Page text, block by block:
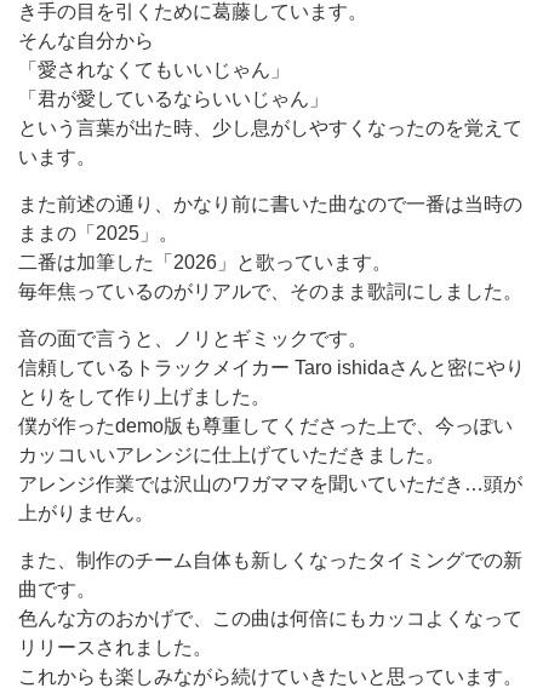
き手の目を引くために葛藤しています。
そんな自分から
「愛されなくてもいいじゃん」
「君が愛しているならいいじゃん」
という言葉が出た時、少し息がしやすくなったのを覚えて
います。
また前述の通り、かなり前に書いた曲なので一番は当時の
ままの「2025」。
二番は加筆した「2026」と歌っています。
毎年焦っているのがリアルで、そのまま歌詞にしました。
音の面で言うと、ノリとギミックです。
信頼しているトラックメイカー Taro ishidaさんと密にやり
とりをして作り上げました。
僕が作ったdemo版も尊重してくださった上で、今っぽい
カッコいいアレンジに仕上げていただきました。
アレンジ作業では沢山のワガママを聞いていただき…頭が
上がりません。
また、制作のチーム自体も新しくなったタイミングでの新
曲です。
色んな方のおかげで、この曲は何倍にもカッコよくなって
リリースされました。
これからも楽しみながら続けていきたいと思っています。